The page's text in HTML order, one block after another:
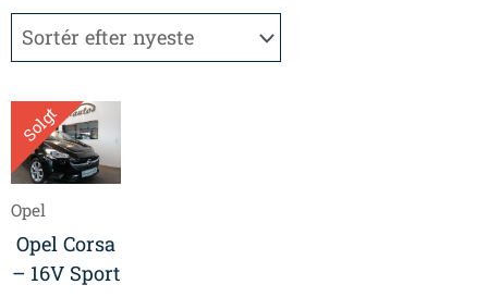
Solgt
Opel
Opel Corsa
– 16V Sport